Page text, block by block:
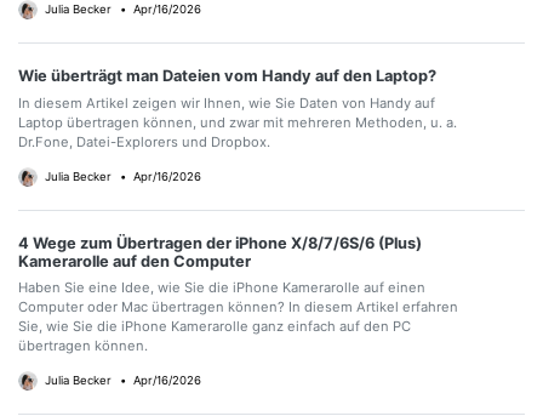
Julia Becker • Apr/16/2026
Wie überträgt man Dateien vom Handy auf den Laptop?
In diesem Artikel zeigen wir Ihnen, wie Sie Daten von Handy auf
Laptop übertragen können, und zwar mit mehreren Methoden, u. a.
Dr.Fone, Datei-Explorers und Dropbox.
Julia Becker • Apr/16/2026
4 Wege zum Übertragen der iPhone X/8/7/6S/6 (Plus)
Kamerarolle auf den Computer
Haben Sie eine Idee, wie Sie die iPhone Kamerarolle auf einen
Computer oder Mac übertragen können? In diesem Artikel erfahren
Sie, wie Sie die iPhone Kamerarolle ganz einfach auf den PC
übertragen können.
Julia Becker • Apr/16/2026